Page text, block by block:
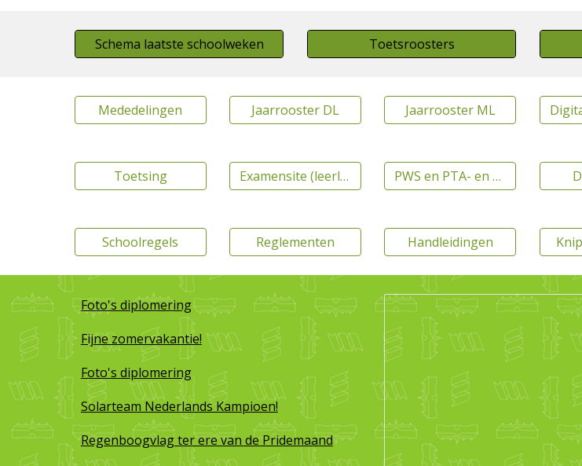
Schema laatste schoolweken Toetsroosters
Mededelingen Jaarrooster DL Jaarrooster ML
Toetsing Examensite (leerlingen) PWS en PTA- en examenreglementen
Schoolregels Reglementen Handleidingen
Foto's diplomering
Fijne zomervakantie!
Foto's diplomering
Solarteam Nederlands Kampioen!
Regenboogvlag ter ere van de Pridemaand